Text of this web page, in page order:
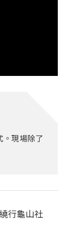
。現場除了
行龜山社